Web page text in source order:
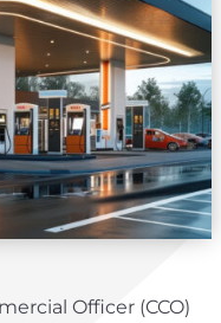
Officer (CCO)